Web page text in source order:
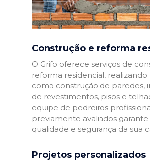
Construção e reforma
O Grifo oferece serviços de
reforma residencial, realizando
como construção de paredes,
de revestimentos, pisos e
equipe de pedreiros
previamente avaliados garante
qualidade e segurança da sua
Projetos personalizados